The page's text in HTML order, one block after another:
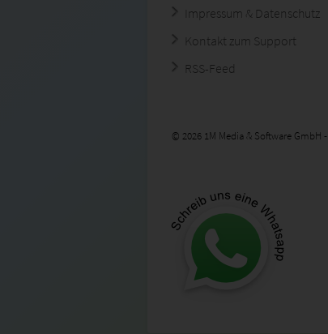
Impressum & Datenschutz
Kontakt zum Support
RSS-Feed
© 2026 1M Media & Software GmbH